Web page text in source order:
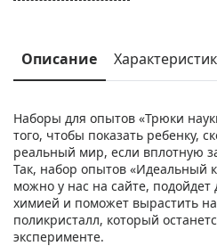
Описание
Наборы для опытов «Трюки
того, чтобы показать ребенку,
реальный мир, если вплотную
Так, набор опытов «Идеальный
можно у нас на сайте, подойдет
химией и поможет вырастить
поликристалл, который
эксперименте.